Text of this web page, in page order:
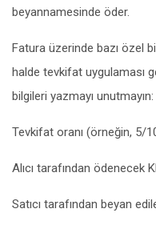
beyannamesinde öder.
Fatura üzerinde bazı özel
halde tevkifat uygulaması
bilgileri yazmayı unutmayın:
Tevkifat oranı (örneğin, 5/
Alıcı tarafından ödenecek
Satıcı tarafından beyan